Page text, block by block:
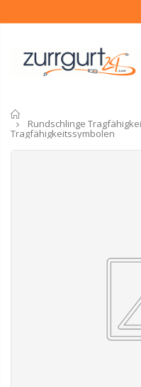
Rundschlinge
Tragfähigkeitssymbolen